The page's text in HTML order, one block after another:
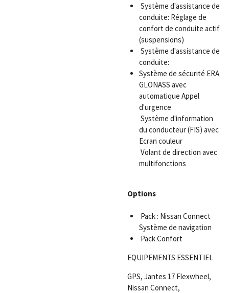
Système d'assistance de
conduite: Réglage de
confort de conduite actif
(suspensions)
Système d'assistance de
conduite:
Système de sécurité ERA
GLONASS avec
automatique Appel
d'urgence
Système d'information
du conducteur (FIS) avec
Ecran couleur
Volant de direction avec
multifonctions
Options
Pack : Nissan Connect
Système de navigation
Pack Confort
EQUIPEMENTS ESSENTIEL
GPS, Jantes 17 Flexwheel,
Nissan Connect,